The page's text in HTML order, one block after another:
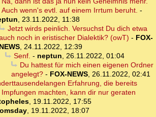
Auch wenn's evtl. auf einem Irrtum beruht. -
23.11.2022, 11:38
Jetzt wirds peinlich. Versuchst Du dich etwa
noch in eristischer Dialektik? (owT) - FOX-
NEWS 24.11.2022, 12:39
Senf. - neptun
26.11.2022, 01:04
Du hattest für mich einen eigenen Ordner
angelegt? - FOX-NEWS 26.11.2022, 02:41
Erfahrung, die bereits
machten, kann dir nur geraten
19.11.2022, 17:55
, 19.11.2022, 18:07